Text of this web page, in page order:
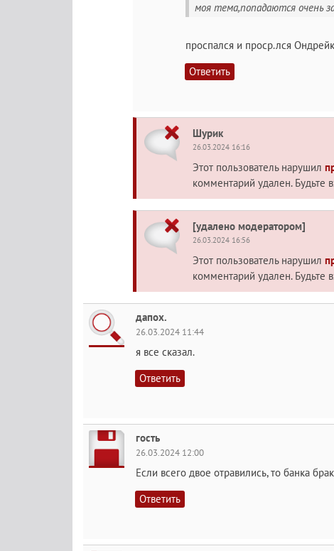
моя тема,попадаются очень
проспался и проср.лся
Ответить
Шурик
26.03.2024 16:16
Этот пользователь нарушил
комментарий удален. Будьте
[удалено модератором]
26.03.2024 16:56
Этот пользователь нарушил
комментарий удален. Будьте
дапох.
26.03.2024 11:44
я все сказал.
Ответить
гость
26.03.2024 12:00
Если всего двое отравились, то банка
Ответить